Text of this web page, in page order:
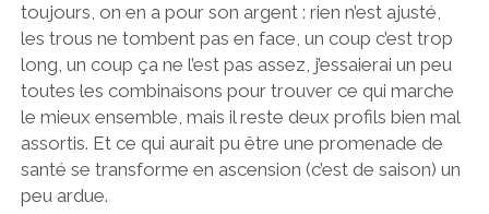
toujours, on en a pour son argent : rien n’est ajusté,
les trous ne tombent pas en face, un coup c’est trop
long, un coup ça ne l’est pas assez, j’essaierai un peu
toutes les combinaisons pour trouver ce qui marche
le mieux ensemble, mais il reste deux profils bien mal
assortis. Et ce qui aurait pu être une promenade de
santé se transforme en ascension (c’est de saison) un
peu ardue.